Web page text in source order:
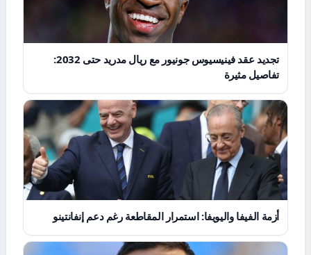
تجديد عقد فينيسيوس جونيور مع ريال مدريد حتى 2032:
تفاصيل مثيرة
أزمة الفيفا واليويفا: استمرار المقاطعة رغم دعم إنفانتينو